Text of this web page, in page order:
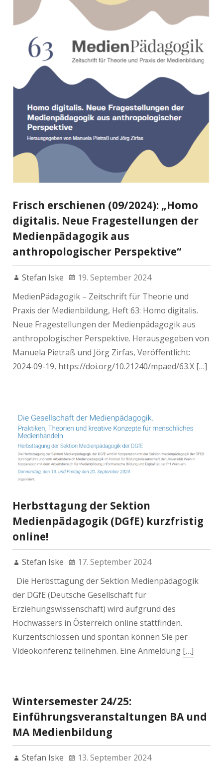
Frisch erschienen (09/2024): „Homo
digitalis. Neue Fragestellungen der
Medienpädagogik aus
anthropologischer Perspektive“
Stefan Iske
19. September 2024
MedienPädagogik – Zeitschrift für Theorie und
Praxis der Medienbildung, Heft 63: Homo digitalis.
Neue Fragestellungen der Medienpädagogik aus
anthropologischer Perspektive. Herausgegeben von
Manuela Pietraß und Jörg Zirfas, Veröffentlicht:
2024-09-19, https://doi.org/10.21240/mpaed/63.X […]
Herbsttagung der Sektion
Medienpädagogik (DGfE) kurzfristig
online!
Stefan Iske
17. September 2024
Die Herbsttagung der Sektion Medienpädagogik
der DGfE (Deutsche Gesellschaft für
Erziehungswissenschaft) wird aufgrund des
Hochwassers in Österreich online stattfinden.
Kurzentschlossen und spontan können Sie per
Videokonferenz teilnehmen. Eine Anmeldung […]
Wintersemester 24/25:
Einführungsveranstaltungen BA und
MA Medienbildung
Stefan Iske
13. September 2024